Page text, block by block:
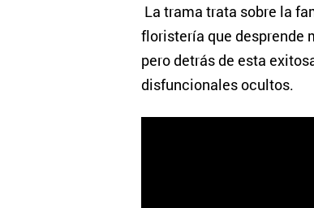
La trama trata sobre la
floristería que desprende
pero detrás de esta
disfuncionales ocultos.